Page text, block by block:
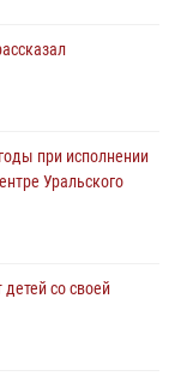
при исполнении
Уральского
со своей